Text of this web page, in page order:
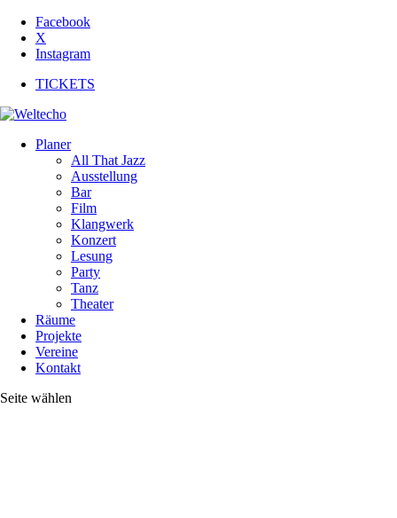
Facebook
X
Instagram
TICKETS
Planer
All That Jazz
Ausstellung
Bar
Film
Klangwerk
Konzert
Lesung
Party
Tanz
Theater
Räume
Projekte
Vereine
Kontakt
Seite wählen